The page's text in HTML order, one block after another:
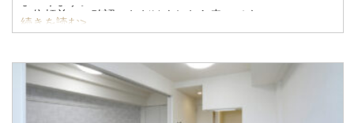
ご依頼前にご確認いただけましたら幸いです。
続きを読む>